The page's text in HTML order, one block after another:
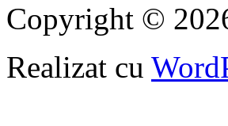
Copyright ©
Realizat cu